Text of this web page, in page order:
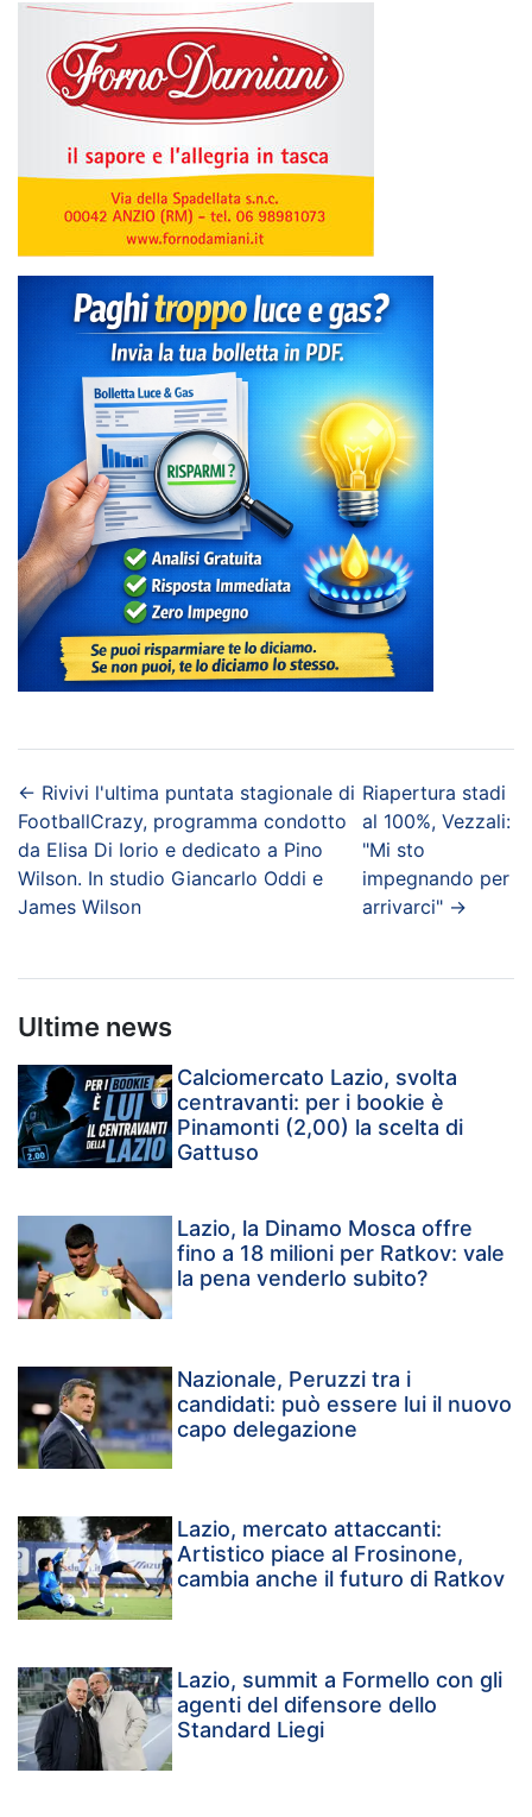
← Rivivi l'ultima puntata stagionale di
FootballCrazy, programma condotto
da Elisa Di Iorio e dedicato a Pino
Wilson. In studio Giancarlo Oddi e
James Wilson
Riapertura stadi
al 100%, Vezzali:
"Mi sto
impegnando per
arrivarci"→
Ultime news
Calciomercato Lazio, svolta
centravanti: per i bookie è
Pinamonti (2,00) la scelta di
Gattuso
Lazio, la Dinamo Mosca offre
fino a 18 milioni per Ratkov: vale
la pena venderlo subito?
Nazionale, Peruzzi tra i
candidati: può essere lui il nuovo
capo delegazione
Lazio, mercato attaccanti:
Artistico piace al Frosinone,
cambia anche il futuro di Ratkov
Lazio, summit a Formello con gli
agenti del difensore dello
Standard Liegi